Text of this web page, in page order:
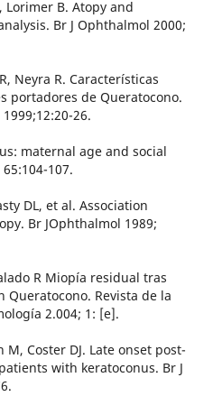
Lorimer B. Atopy and
Br J Ophthalmol 2000;
Neyra R. Características
portadores de Queratocono.
26.
maternal age and social
107.
DL, et al. Association
Br JOphthalmol 1989;
R Miopía residual tras
Revista de la
2.004; 1: [e].
M, Coster DJ. Late onset post-
with keratoconus. Br J